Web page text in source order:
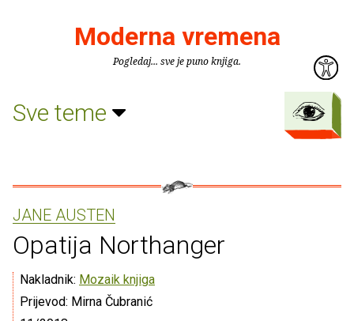
Moderna vremena
Pogledaj... sve je puno knjiga.
Sve teme
JANE AUSTEN
Opatija Northanger
Nakladnik: Mozaik knjiga
Prijevod: Mirna Čubranić